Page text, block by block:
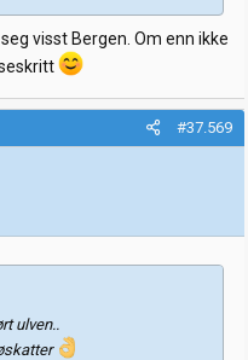
visst Bergen. Om enn ikke
#37.569
ulven..